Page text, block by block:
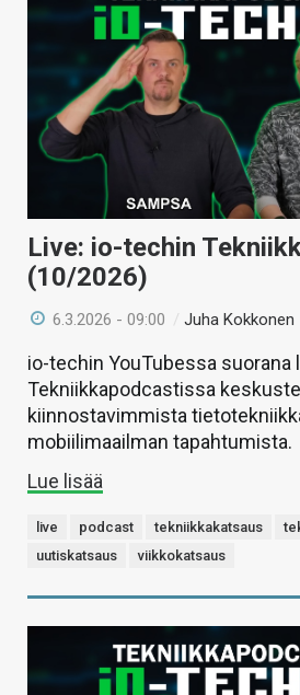
Live: io-techin
(10/2026)
6.3.2026 - 09:00 /Juha Kokkonen
io-techin YouTubessa suorana
Tekniikkapodcastissa
kiinnostavimmista
mobiilimaailman tapahtumista.
Lue lisää
live podcast tekniikkakatsaus
uutiskatsaus
viikkokatsaus